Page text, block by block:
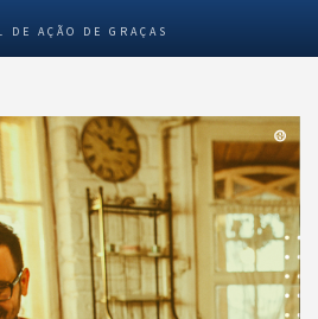
AÇÃO DE GRAÇAS